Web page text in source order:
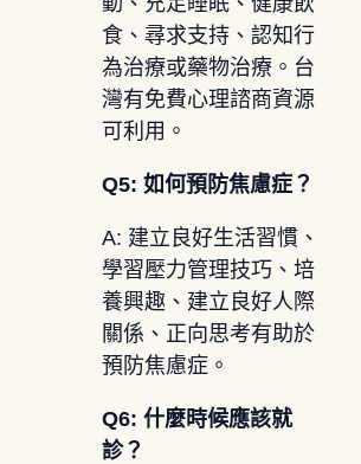
食、尋求支持、認知行
為治療或藥物治療。台
灣有免費心理諮商資源
可利用。
Q5: 如何預防焦慮症？
A: 建立良好生活習慣、
學習壓力管理技巧、培
養興趣、建立良好人際
關係、正向思考有助於
預防焦慮症。
Q6: 什麼時候應該就
診？